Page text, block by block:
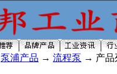
泵浦产品 → 流程泵 → 产品